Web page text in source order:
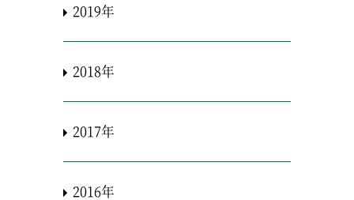
2019年
2018年
2017年
2016年